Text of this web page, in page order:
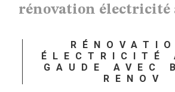
rénovation électricité
ÉLECTRICITÉ
GAUDE AVEC
RENOV